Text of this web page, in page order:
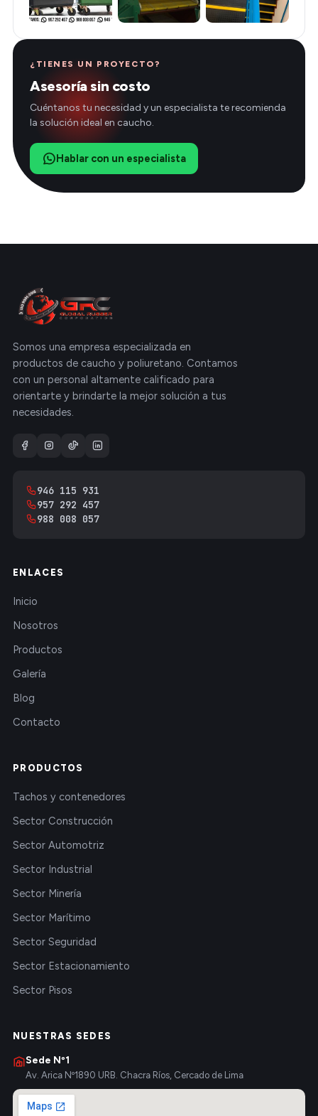
¿TIENES UN PROYECTO?
Asesoría sin costo
Cuéntanos tu necesidad y un especialista te recomienda
la solución ideal en caucho.
Hablar con un especialista
Somos una empresa especializada en
productos de caucho y poliuretano. Contamos
con un personal altamente calificado para
orientarte y brindarte la mejor solución a tus
necesidades.
946 115 931
957 292 457
988 008 057
ENLACES
Inicio
Nosotros
Productos
Galería
Blog
Contacto
PRODUCTOS
Tachos y contenedores
Sector Construcción
Sector Automotriz
Sector Industrial
Sector Minería
Sector Marítimo
Sector Seguridad
Sector Estacionamiento
Sector Pisos
NUESTRAS SEDES
Sede Nº1
Av. Arica Nº1890 URB. Chacra Ríos, Cercado de Lima